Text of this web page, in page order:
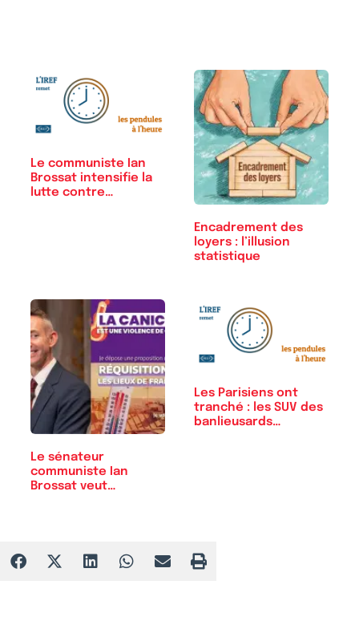
Le communiste Ian
Brossat intensifie la
lutte contre…
Encadrement des
loyers : l’illusion
statistique
Le sénateur
communiste Ian
Brossat veut
Les Parisiens ont
tranché : les SUV des
banlieusards…